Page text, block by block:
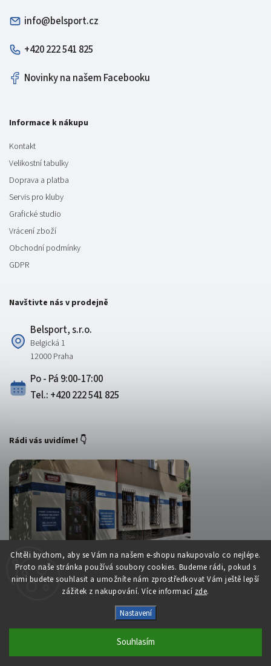
Chtěli bychom, aby se Vám na našem e-shopu nakupovalo co nejlépe.
Proto naše stránka používá soubory cookies. Budeme rádi, pokud s
nimi budete souhlasit a umožníte nám zprostředkovat Vám ještě lepší
zážitek z nakupování. Více informací zde.
Nastavení
Souhlasím
info@belsport.cz
+420 222 541 825
Novinky na našem Facebooku
Informace k nákupu
Kontakt
Velikostní tabulky
Doprava a platba
Servis pro kluby
Grafické studio
Vrácení zboží
Obchodní podmínky
GDPR
Navštivte nás v prodejně
Belsport, s.r.o.
Belgická 1
12000 Praha
Po - Pá 9:00-17:00
Tel.: +420 222 541 825
Rádi vás uvidíme! 👇
Belsport.cz. Všechna práva vyhrazena.
Upravit nastavení cookies
Shoptet | DesignShoptak.cz
S láskou vyrobiloFilipesmedia 🧡